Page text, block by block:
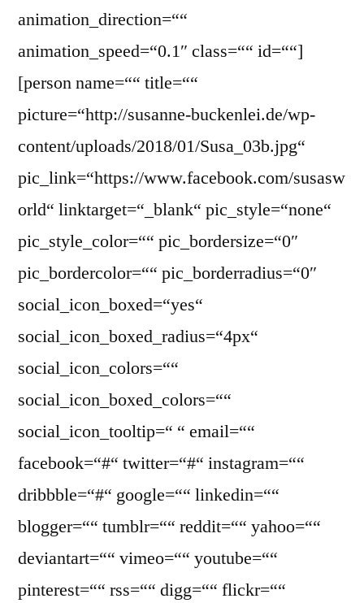
animation_direction=““
animation_speed=“0.1″ class=““ id=““]
[person name=““ title=““
picture=“http://susanne-buckenlei.de/wp-
content/uploads/2018/01/Susa_03b.jpg“
pic_link=“https://www.facebook.com/susasw
orld“ linktarget=“_blank“ pic_style=“none“
pic_style_color=““ pic_bordersize=“0″
pic_bordercolor=““ pic_borderradius=“0″
social_icon_boxed=“yes“
social_icon_boxed_radius=“4px“
social_icon_colors=““
social_icon_boxed_colors=““
social_icon_tooltip=“ “ email=““
facebook=“#“ twitter=“#“ instagram=““
dribbble=“#“ google=““ linkedin=““
blogger=““ tumblr=““ reddit=““ yahoo=““
deviantart=““ vimeo=““ youtube=““
pinterest=““ rss=““ digg=““ flickr=““